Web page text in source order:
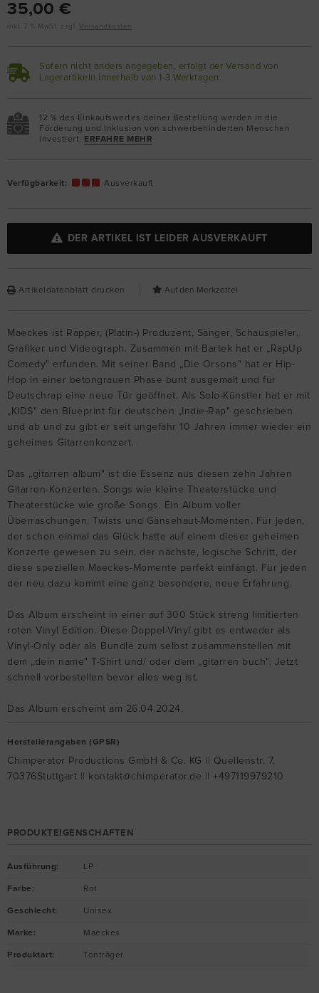
35,00 €
inkl. 7 % MwSt. zzgl. Versandkosten
Sofern nicht anders angegeben, erfolgt der Versand von
Lagerartikeln innerhalb von 1-3 Werktagen.
12 % des Einkaufswertes deiner Bestellung werden in die
Förderung und Inklusion von schwerbehinderten Menschen
investiert. ERFAHRE MEHR
Verfügbarkeit: Ausverkauft
DER ARTIKEL IST LEIDER AUSVERKAUFT
Artikeldatenblatt drucken
Maeckes ist Rapper, (Platin-) Produzent, Sänger, Schauspieler,
Grafiker und Videograph. Zusammen mit Bartek hat er „RapUp
Comedy" erfunden. Mit seiner Band „Die Orsons" hat er Hip-
Hop in einer betongrauen Phase bunt ausgemalt und für
Deutschrap eine neue Tür geöffnet. Als Solo-Künstler hat er mit
„KIDS" den Blueprint für deutschen „Indie-Rap" geschrieben
und ab und zu gibt er seit ungefähr 10 Jahren immer wieder ein
geheimes Gitarrenkonzert.
Das „gitarren album" ist die Essenz aus diesen zehn Jahren
Gitarren-Konzerten. Songs wie kleine Theaterstücke und
Theaterstücke wie große Songs. Ein Album voller
Überraschungen, Twists und Gänsehaut-Momenten. Für jeden,
der schon einmal das Glück hatte auf einem dieser geheimen
Konzerte gewesen zu sein, der nächste, logische Schritt, der
diese speziellen Maeckes-Momente perfekt einfängt. Für jeden
der neu dazu kommt eine ganz besondere, neue Erfahrung.
Das Album erscheint in einer auf 300 Stück streng limitierten
roten Vinyl Edition. Diese Doppel-Vinyl gibt es entweder als
Vinyl-Only oder als Bundle zum selbst zusammenstellen mit
dem „dein name" T-Shirt und/ oder dem „gitarren buch". Jetzt
schnell vorbestellen bevor alles weg ist.
Das Album erscheint am 26.04.2024.
Herstellerangaben (GPSR)
Chimperator Productions GmbH & Co. KG || Quellenstr. 7,
70376Stuttgart || kontakt@chimperator.de || +497119979210
PRODUKTEIGENSCHAFTEN
Ausführung: LP
Farbe : Rot
Geschlecht: Unisex
Marke : Maeckes
Produktart: Tonträger